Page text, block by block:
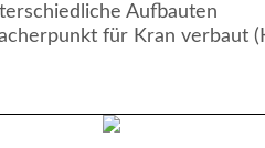
Aufbauten
für Kran verbaut